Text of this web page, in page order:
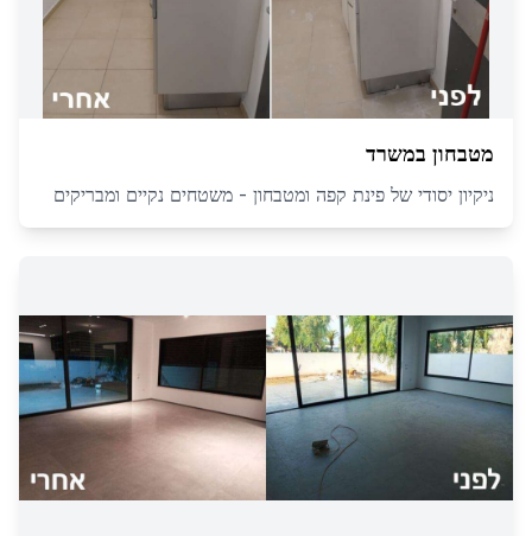
מטבחון במשרד
ניקיון יסודי של פינת קפה ומטבחון - משטחים נקיים ומבריקים